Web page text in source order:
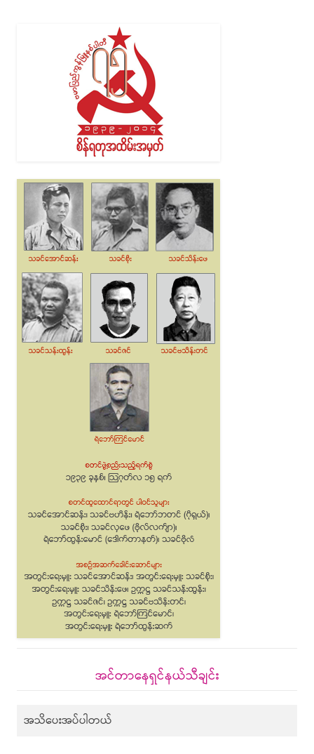
အင်တာနေရှင်နယ်သီချင်း
အသိပေးအပ်ပါတယ်